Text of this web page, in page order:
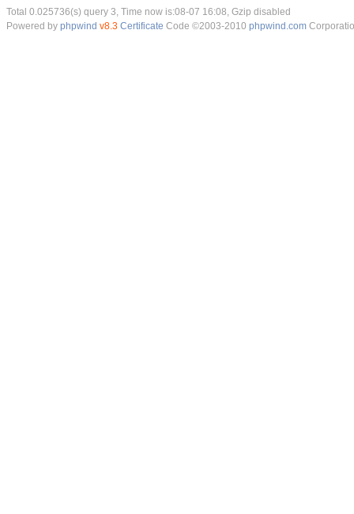
Total 0.025736(s) query 3, Time now is:08-07 16:08, Gzip disabled
Powered by phpwind v8.3 Certificate Code ©2003-2010 phpwind.com